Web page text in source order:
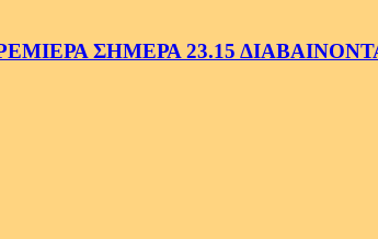
ΣΗΜΕΡΑ 23.15